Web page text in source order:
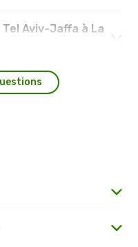
Aviv-Jaffa à La